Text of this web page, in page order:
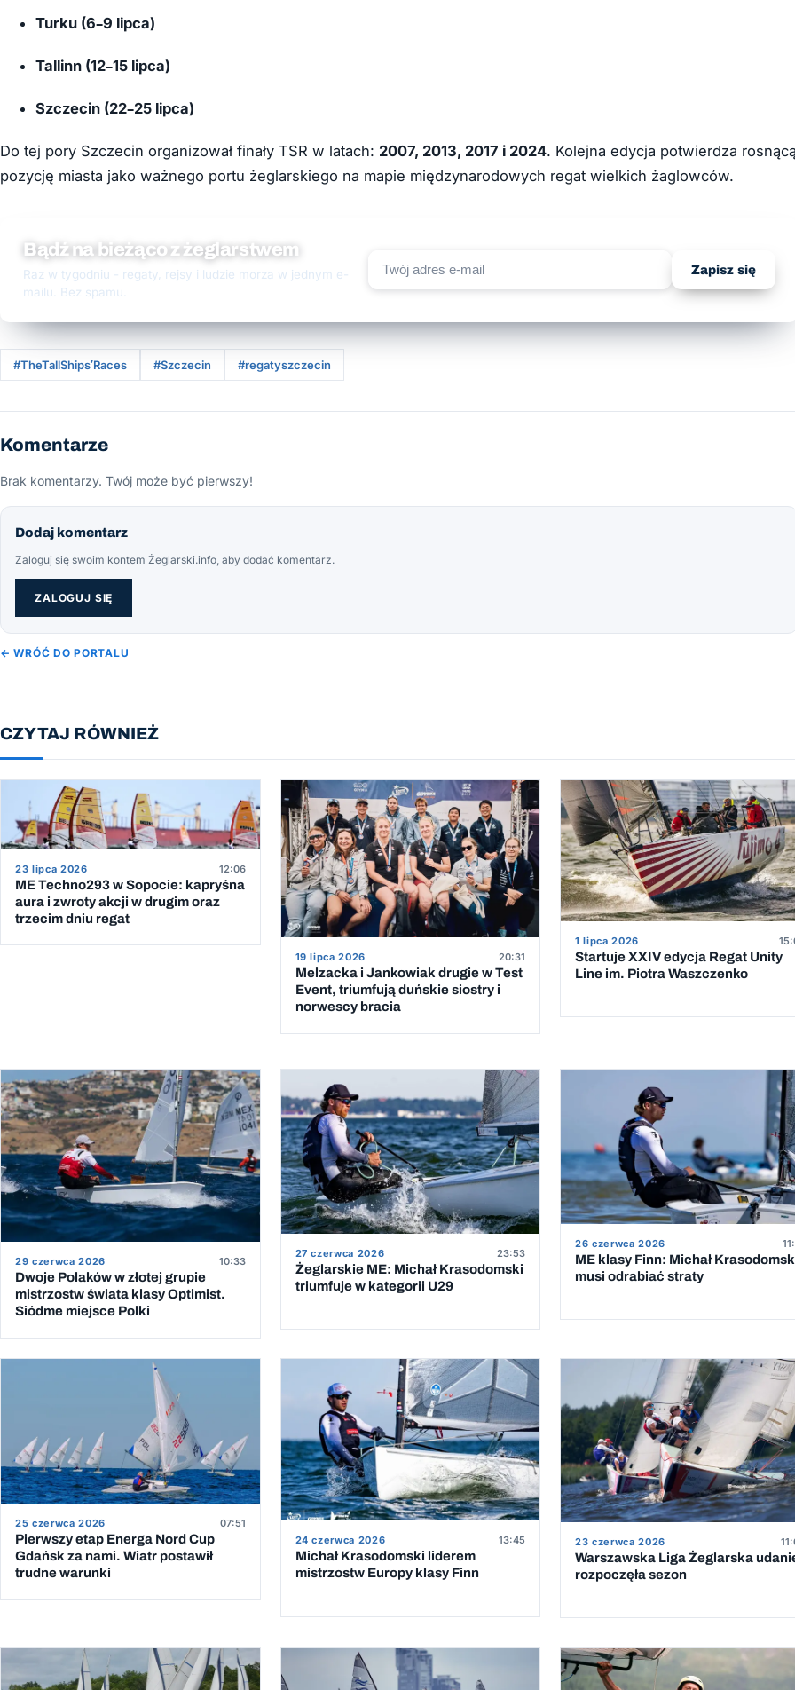
Turku (6–9 lipca)
Tallinn (12–15 lipca)
Szczecin (22–25 lipca)
Do tej pory Szczecin organizował finały TSR w latach: 2007, 2013, 2017 i 2024. Kolejna edycja potwierdza
pozycję miasta jako ważnego portu żeglarskiego na mapie międzynarodowych regat wielkich żaglowców.
Bądź na bieżąco z żeglarstwem
Raz w tygodniu - regaty, rejsy i ludzie morza w jednym e-
mailu. Bez spamu.
Zapisz się
#TheTallShips’Races #Szczecin #regatyszczecin
Komentarze
Brak komentarzy. Twój może być pierwszy!
Dodaj komentarz
Zaloguj się swoim kontem Żeglarski.info, aby dodać komentarz.
ZALOGUJ SIĘ
← WRÓĆ DO PORTALU
CZYTAJ RÓWNIEŻ
23 lipca 2026 12:06
ME Techno293 w Sopocie: kapryśna
aura i zwroty akcji w drugim oraz
trzecim dniu regat
19 lipca 2026 20:31
Melzacka i Jankowiak drugie w Test
Event, triumfują duńskie siostry i
norwescy bracia
1 lipca 2026
Startuje XXIV edycja Regat Unity
Line im. Piotra Waszczenko
29 czerwca 2026 10:33
Dwoje Polaków w złotej grupie
mistrzostw świata klasy Optimist.
Siódme miejsce Polki
27 czerwca 2026 23:53
Żeglarskie ME: Michał Krasodomski
triumfuje w kategorii U29
26 czerwca 2026
ME klasy Finn: Michał
musi odrabiać straty
25 czerwca 2026 07:51
Pierwszy etap Energa Nord Cup
Gdańsk za nami. Wiatr postawił
trudne warunki
24 czerwca 2026 13:45
Michał Krasodomski liderem
mistrzostw Europy klasy Finn
23 czerwca 2026
Warszawska Liga Żeglarska
rozpoczęła sezon